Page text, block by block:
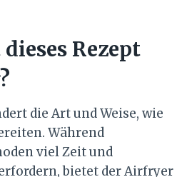
Rezept
die Art und Weise, wie
Während
viel Zeit und
bietet der Airfryer